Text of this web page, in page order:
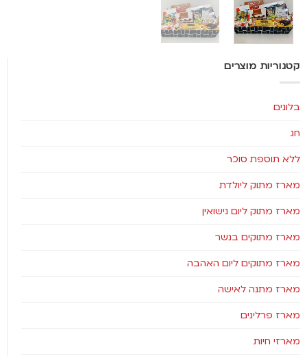
קטגוריות מוצרים
בלונים
חג
ללא תוספת סוכר
מארז מתוק ליולדת
מארז מתוק ליום נישואין
מארז מתוקים בנשר
מארז מתוקים ליום האהבה
מארז מתנה לאישה
מארז פרלינים
מארזי חיות